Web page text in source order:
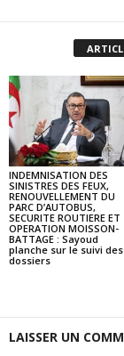
INDEMNISATION DES
SINISTRES DES FEUX,
RENOUVELLEMENT DU
PARC D’AUTOBUS,
SECURITE ROUTIERE ET
OPERATION MOISSON-
BATTAGE : Sayoud
planche sur le suivi des
dossiers
LAISSER UN